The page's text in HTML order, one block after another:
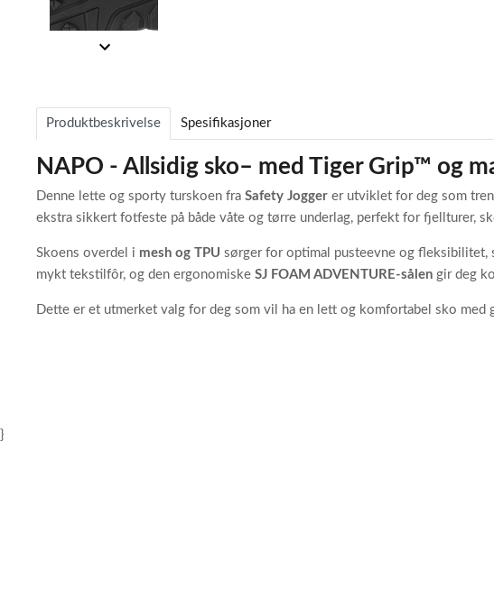
of
Produktbeskrivelse Spesifikasjoner
NAPO - Allsidig sko– med Tiger Grip™ og
Denne lette og sporty turskoen fra Safety Jogger er utviklet for deg som
ekstra sikkert fotfeste på både våte og tørre underlag, perfekt for fjellturer,
Skoens overdel i mesh og TPU sørger for optimal pusteevne og fleksibilitet,
mykt tekstilfôr, og den ergonomiske SJ FOAM ADVENTURE-sålen gir deg
Dette er et utmerket valg for deg som vil ha en lett og komfortabel sko med
}